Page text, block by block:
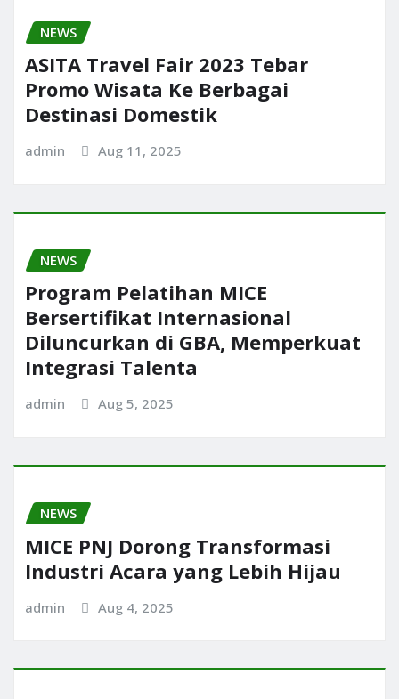
NEWS
ASITA Travel Fair 2023 Tebar
Promo Wisata Ke Berbagai
Destinasi Domestik
admin Aug 11, 2025
NEWS
Program Pelatihan MICE
Bersertifikat Internasional
Diluncurkan di GBA, Memperkuat
Integrasi Talenta
admin Aug 5, 2025
NEWS
MICE PNJ Dorong Transformasi
Industri Acara yang Lebih Hijau
admin Aug 4, 2025